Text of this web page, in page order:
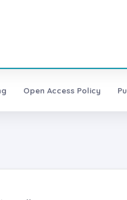
Open Access Policy